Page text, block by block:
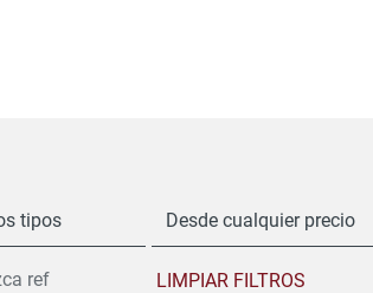
tipos Desde cualquier precio
LIMPIAR FILTROS